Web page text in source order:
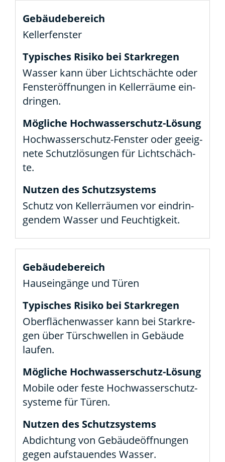
Kel­ler­fens­ter
Was­ser kann über Licht­schäch­te oder
Fens­ter­öff­nun­gen in Kel­ler­räu­me ein­
drin­gen.
Hoch­­­was­­ser­­schutz-Fens­­ter oder geeig­
ne­te Schutz­lö­sun­gen für Licht­schäch­
te.
Schutz von Kel­ler­räu­men vor ein­drin­
gen­dem Was­ser und Feuch­tig­keit.
Haus­ein­gän­ge und Türen
Ober­flä­chen­was­ser kann bei Stark­re­
gen über Tür­schwel­len in Gebäu­de
lau­fen.
Mobi­le oder fes­te Hoch­was­ser­schutz­
sys­te­me für Türen.
Abdich­tung von Gebäu­de­öff­nun­gen
gegen auf­stau­en­des Was­ser.